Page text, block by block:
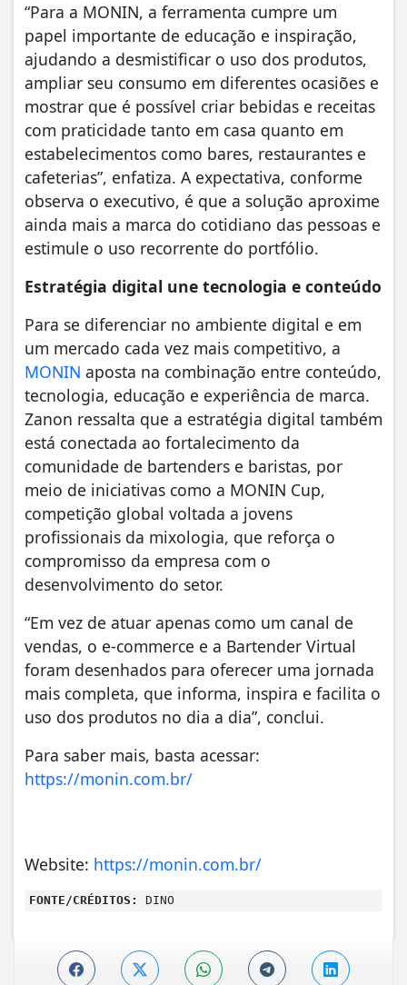
“Para a MONIN, a ferramenta cumpre um
papel importante de educação e inspiração,
ajudando a desmistificar o uso dos produtos,
ampliar seu consumo em diferentes ocasiões e
mostrar que é possível criar bebidas e receitas
com praticidade tanto em casa quanto em
estabelecimentos como bares, restaurantes e
cafeterias”, enfatiza. A expectativa, conforme
observa o executivo, é que a solução aproxime
ainda mais a marca do cotidiano das pessoas e
estimule o uso recorrente do portfólio.
Estratégia digital une tecnologia e conteúdo
Para se diferenciar no ambiente digital e em
um mercado cada vez mais competitivo, a
MONIN aposta na combinação entre conteúdo,
tecnologia, educação e experiência de marca.
Zanon ressalta que a estratégia digital também
está conectada ao fortalecimento da
comunidade de bartenders e baristas, por
meio de iniciativas como a MONIN Cup,
competição global voltada a jovens
profissionais da mixologia, que reforça o
compromisso da empresa com o
desenvolvimento do setor.
“Em vez de atuar apenas como um canal de
vendas, o e-commerce e a Bartender Virtual
foram desenhados para oferecer uma jornada
mais completa, que informa, inspira e facilita o
uso dos produtos no dia a dia”, conclui.
Para saber mais, basta acessar:
https://monin.com.br/
Website: https://monin.com.br/
FONTE/CRÉDITOS: DINO